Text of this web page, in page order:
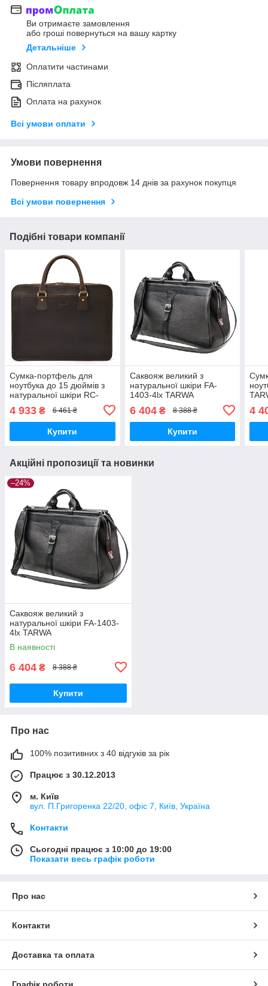
Ви отримаєте замовлення
або гроші повернуться на вашу картку
Детальніше
Оплатити частинами
Післяплата
Оплата на рахунок
Всі умови оплати
Умови повернення
Повернення товару впродовж 14 днів за рахунок покупця
Всі умови повернення
Подібні товари компанії
Сумка-портфель для
ноутбука до 15 дюймів з
натуральної шкіри RC-
4 933 ₴ 6 461 ₴
Купити
Саквояж великий з
натуральної шкіри FA-
1403-4lx TARWA
6 404₴ 8 388 ₴
Купити
4
Акційні пропозиції та новинки
–24%
Саквояж великий з
натуральної шкіри FA-1403-
4lx TARWA
В наявності
6 404 ₴ 8 388 ₴
Купити
Про нас
100% позитивних з 40 відгуків за рік
Працює з 30.12.2013
м. Київ
вул. П.Григоренка 22/20, офіс 7, Київ, Україна
Контакти
Сьогодні працює з 10:00 до 19:00
Показати весь графік роботи
Про нас
Контакти
Доставка та оплата